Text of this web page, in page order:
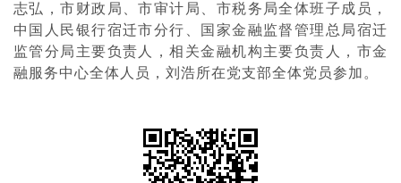
志弘，市财政局、市审计局、市税务局全体班子成员，
中国人民银行宿迁市分行、国家金融监督管理总局宿迁
监管分局主要负责人，相关金融机构主要负责人，市金
融服务中心全体人员，刘浩所在党支部全体党员参加。